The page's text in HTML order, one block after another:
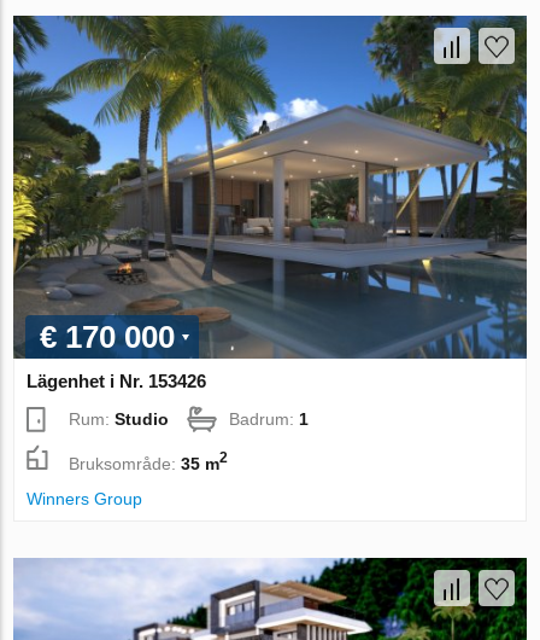
€ 170 000
Lägenhet i Nr. 153426
Rum:Studio Badrum: 1
Bruksområde:35 m2
Winners Group